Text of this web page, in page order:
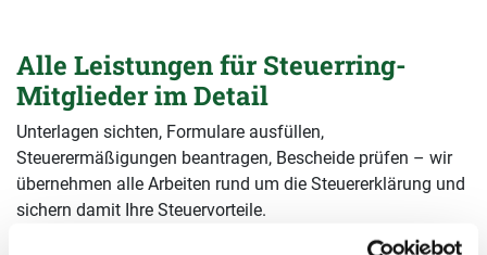
Alle Leistungen für Steuerring-
Mitglieder im Detail
Unterlagen sichten, Formulare ausfüllen,
Steuerermäßigungen beantragen, Bescheide prüfen – wir
übernehmen alle Arbeiten rund um die Steuererklärung und
sichern damit Ihre Steuervorteile.